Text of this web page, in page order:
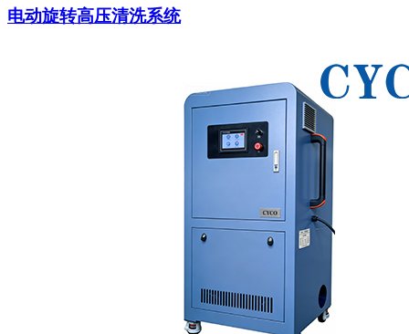
电动旋转高压清洗系统